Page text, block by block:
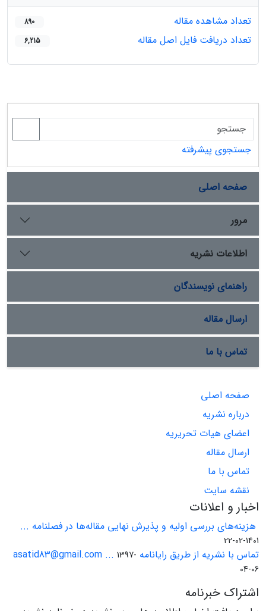
تعداد مشاهده مقاله
890
تعداد دریافت فایل اصل مقاله 6,215
جستجوی پیشرفته
صفحه اصلی
مرور
اطلاعات نشریه
راهنمای نویسندگان
ارسال مقاله
تماس با ما
صفحه اصلی
درباره نشریه
اعضای هیات تحریریه
ارسال مقاله
تماس با ما
نقشه سایت
اخبار و اعلانات
هزینه‌های بررسی اولیه و پذیرش نهایی مقاله‌ها در فصلنامه ...
1401-02-22
تماس با نشریه از طریق رایانامه asatid83@gmail.com ... 1397-
04-06
اشتراک خبرنامه